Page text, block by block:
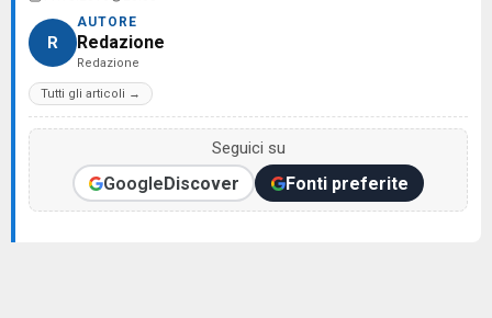
R
AUTORE
Redazione
Redazione
Tutti gli articoli →
Seguici su
GoogleDiscover Fonti preferite